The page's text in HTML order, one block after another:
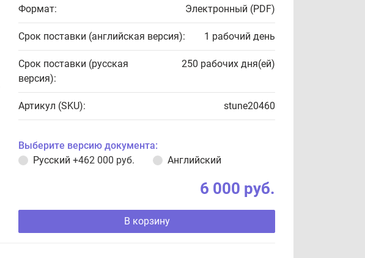
Формат: Электронный (PDF)
Срок поставки (английская версия): 1 рабочий день
Срок поставки (русская
версия):
250 рабочих дня(ей)
Артикул (SKU): stune20460
Выберите версию документа:
Русский +462 000 руб. Английский
6 000 руб.
В корзину